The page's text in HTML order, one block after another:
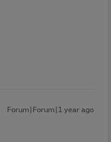
Forum|Forum|1 year ago